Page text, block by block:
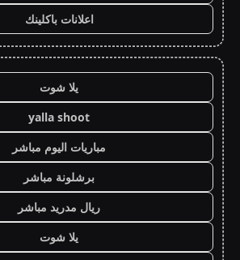
اعلانات باكلينك
يلا شوت
yalla shoot
مباريات اليوم مباشر
برشلونة مباشر
ريال مدريد مباشر
يلا شوت